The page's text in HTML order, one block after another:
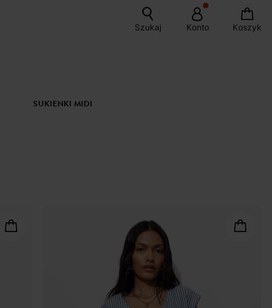
Szukaj Konto Koszyk
SUKIENKI MIDI